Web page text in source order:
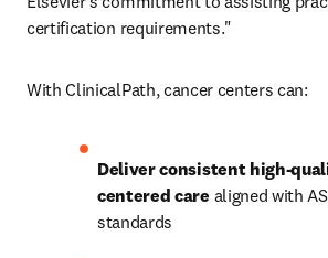
certification requirements."
With ClinicalPath, cancer centers can:
Deliver consistent high-
centered care aligned with
standards